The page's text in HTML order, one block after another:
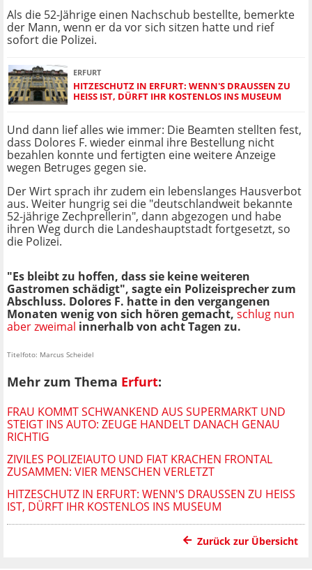
Als die 52-Jährige einen Nachschub bestellte, bemerkte
der Mann, wenn er da vor sich sitzen hatte und rief
sofort die Polizei.
ERFURT
HITZESCHUTZ IN ERFURT: WENN'S DRAUSSEN ZU H
EISS IST, DÜRFT IHR KOSTENLOS INS MUSEUM
Und dann lief alles wie immer: Die Beamten stellten fest,
dass Dolores F. wieder einmal ihre Bestellung nicht
bezahlen konnte und fertigten eine weitere Anzeige
wegen Betruges gegen sie.
Der Wirt sprach ihr zudem ein lebenslanges Hausverbot
aus. Weiter hungrig sei die "deutschlandweit bekannte
52-jährige Zechprellerin", dann abgezogen und habe
ihren Weg durch die Landeshauptstadt fortgesetzt, so
die Polizei.
"Es bleibt zu hoffen, dass sie keine weiteren
Gastromen schädigt", sagte ein Polizeisprecher zum
Abschluss. Dolores F. hatte in den vergangenen
Monaten wenig von sich hören gemacht, schlug nun
aber zweimal innerhalb von acht Tagen zu.
Titelfoto: Marcus Scheidel
Mehr zum Thema Erfurt:
FRAU KOMMT SCHWANKEND AUS SUPERMARKT UND
STEIGT INS AUTO: ZEUGE HANDELT DANACH GENAU
RICHTIG
ZIVILES POLIZEIAUTO UND FIAT KRACHEN FRONTAL
ZUSAMMEN: VIER MENSCHEN VERLETZT
HITZESCHUTZ IN ERFURT: WENN'S DRAUSSEN ZU HEISS IS
T, DÜRFT IHR KOSTENLOS INS MUSEUM
Zurück zur Übersicht